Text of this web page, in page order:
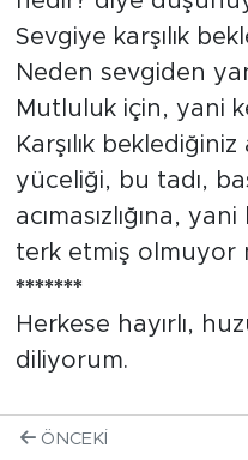
Sevgiye karşılık
Neden sevgiden
Mutluluk için, yani
Karşılık
yüceliği, bu tadı,
acımasızlığına,
terk etmiş olmuyor
*******
Herkese hayırlı,
diliyorum.
ÖNCEKI